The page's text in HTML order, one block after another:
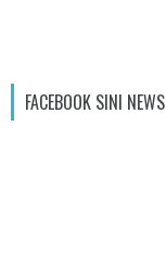
FACEBOOK SINI NEWS